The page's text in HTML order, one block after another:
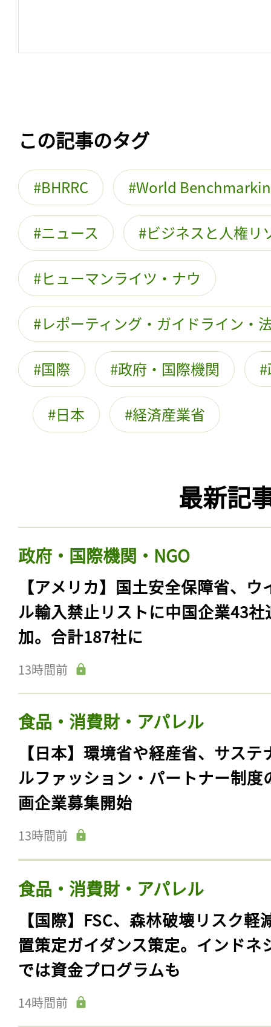
この記事のタグ
BHRRC World
ニュース ビジネスと人権リ
ヒューマンライツ・ナウ
レポーティング・ガイドライン・
国際 政府・国際機関
日本 経済産業省
最新記
政府・国際機関・NGO
【アメリカ】国土安全保障省、ウ
ル輸入禁止リストに中国企業43社
加。合計187社に
13時間前
食品・消費財・アパレル
【日本】環境省や経産省、サステ
ルファッション・パートナー制度
画企業募集開始
13時間前
食品・消費財・アパレル
【国際】FSC、森林破壊リスク軽
置策定ガイダンス策定。インドネ
では資金プログラムも
14時間前